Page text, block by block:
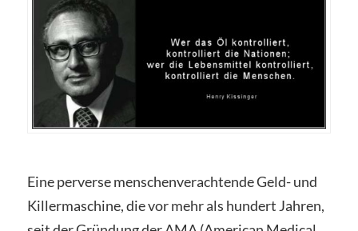
Eine perverse menschenverachtende Geld- und
Killermaschine, die vor mehr als hundert Jahren,